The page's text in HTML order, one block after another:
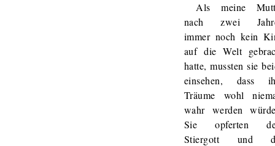
Als meine
nach zwei
immer noch kein
auf die Welt
hatte, mussten sie
einsehen, dass
Träume wohl
wahr werden
Sie opferten
Stiergott und